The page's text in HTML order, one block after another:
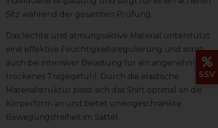
Sitz während der gesamten Prüfung.
Das leichte und atmungsaktive Material unterstützt
eine effektive Feuchtigkeitsregulierung und sorgt
auch bei intensiver Belastung für ein angenehm
trockenes Tragegefühl. Durch die elastische
Materialstruktur passt sich das Shirt optimal an die
Körperform an und bietet uneingeschränkte
Bewegungsfreiheit im Sattel.
SSV